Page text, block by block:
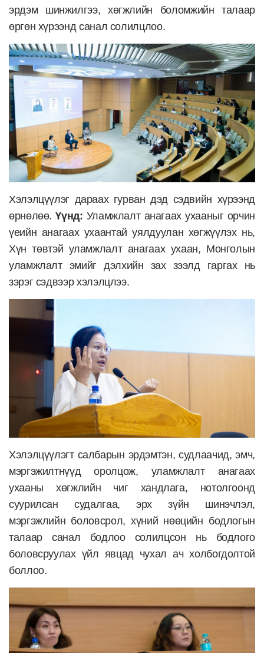
эрдэм шинжилгээ, хөгжлийн боломжийн талаар
өргөн хүрээнд санал солилцлоо.
Хэлэлцүүлэг дараах гурван дэд сэдвийн хүрээнд
өрнөлөө.Үүнд: Уламжлалт анагаах ухааныг орчин
үеийн анагаах ухаантай уялдуулан хөгжүүлэх нь,
Хүн төвтэй уламжлалт анагаах ухаан, Монголын
уламжлалт эмийг дэлхийн зах зээлд гаргах нь
зэрэг сэдвээр хэлэлцлээ.
Хэлэлцүүлэгт салбарын эрдэмтэн, судлаачид, эмч,
мэргэжилтнүүд оролцож, уламжлалт анагаах
ухааны хөгжлийн чиг хандлага, нотолгоонд
суурилсан судалгаа, эрх зүйн шинэчлэл,
мэргэжлийн боловсрол, хүний нөөцийн бодлогын
талаар санал бодлоо солилцсон нь бодлого
боловсруулах үйл явцад чухал ач холбогдолтой
боллоо.